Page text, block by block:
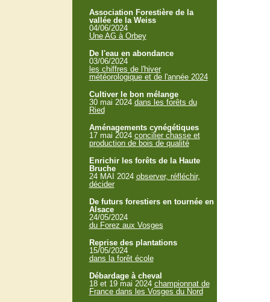
Association Forestière de la
vallée de la Weiss
04/06/2024
Une AG à Orbey
De l'eau en abondance
03/06/2024
les chiffres de l'hiver
météorologique et de l'année 2024
Cultiver le bon mélange
30 mai 2024 dans les forêts du
Ried
Aménagements cynégétiques
17 mai 2024 concilier chasse et
production de bois de qualité
Enrichir les forêts de la Haute
Bruche
24 MAI 2024 observer, réfléchir,
décider
De futurs forestiers en tournée en
Alsace
24/05/2024
du Forez aux Vosges
Reprise des plantations
15/05/2024
dans la forêt école
Débardage à cheval
18 et 19 mai 2024 championnat de
France dans les Vosges du Nord